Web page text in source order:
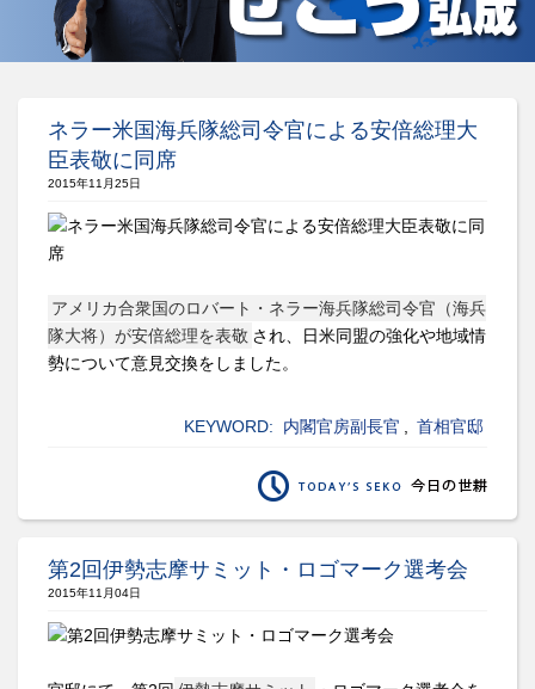
ネラー米国海兵隊総司令官による安倍総理大
臣表敬に同席
2015年11月25日
アメリカ合衆国のロバート・ネラー海兵隊総司令官（海兵
隊大将）が安倍総理を表敬 され、日米同盟の強化や地域情
勢について意見交換をしました。
KEYWORD: 内閣官房副長官 首相官邸
第2回伊勢志摩サミット・ロゴマーク選考会
2015年11月04日